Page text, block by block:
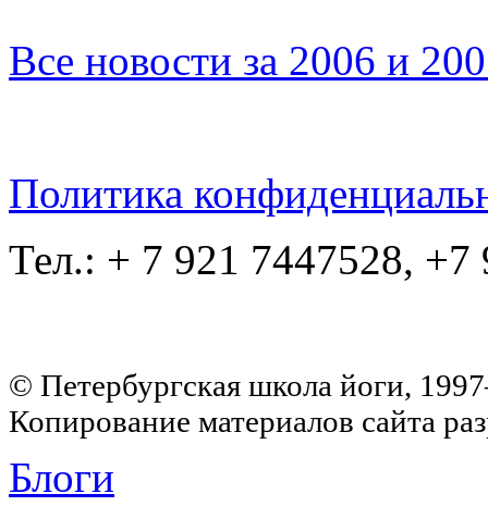
Все новости за 2006 и
Политика
Тел.: + 7 921 7447528, +7
© Петербургская школа йоги,
Копирование материалов сайта
Блоги